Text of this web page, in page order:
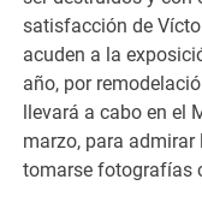
satisfacción de
acuden a la
año, por
llevará a cabo en el
marzo, para
tomarse fotografías